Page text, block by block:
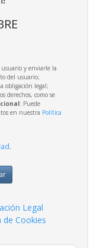
y enviarle la
del usuario;
obligación legal;
derechos, como se
: Puede
en nuestra Política
.
Legal
de Cookies